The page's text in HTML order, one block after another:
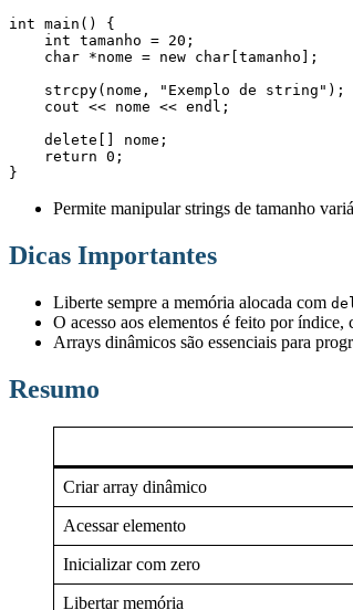
int main() {
    int tamanho = 20;
    char *nome = new char[tamanho];
    strcpy(nome, "Exemplo de string");
    cout << nome << endl;
    delete[] nome;
    return 0;
}
Permite manipular strings de tamanho
Dicas Importantes
Liberte sempre a memória alocada com
O acesso aos elementos é feito por índice,
Arrays dinâmicos são essenciais para
Resumo
Criar array dinâmico
Acessar elemento
Inicializar com zero
Libertar memória